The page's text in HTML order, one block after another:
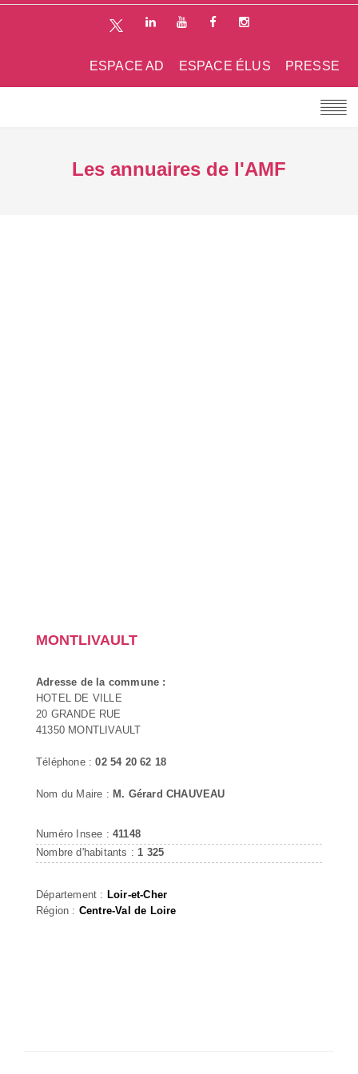
PRESSE
ESPACE ÉLUS
ESPACE AD
Les annuaires de l'AMF
MONTLIVAULT
Adresse de la commune :
HOTEL DE VILLE
20 GRANDE RUE
41350 MONTLIVAULT
Téléphone :02 54 20 62 18
Nom du Maire : M. Gérard CHAUVEAU
Numéro Insee : 41148
Nombre d'habitants : 1 325
Département : Loir-et-Cher
Région : Centre-Val de Loire